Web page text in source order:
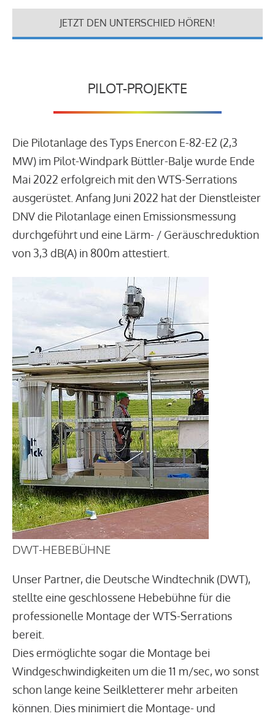
JETZT DEN UNTERSCHIED HÖREN!
PILOT-PROJEKTE
Die Pilotanlage des Typs Enercon E-82-E2 (2,3
MW) im Pilot-Windpark Büttler-Balje wurde Ende
Mai 2022 erfolgreich mit den WTS-Serrations
ausgerüstet. Anfang Juni 2022 hat der Dienstleister
DNV die Pilotanlage einen Emissionsmessung
durchgeführt und eine Lärm- / Geräuschreduktion
von 3,3 dB(A) in 800m attestiert.
DWT-HEBEBÜHNE
Unser Partner, die Deutsche Windtechnik (DWT),
stellte eine geschlossene Hebebühne für die
professionelle Montage der WTS-Serrations
bereit.
Dies ermöglichte sogar die Montage bei
Windgeschwindigkeiten um die 11 m/sec, wo sonst
schon lange keine Seilkletterer mehr arbeiten
können. Dies minimiert die Montage- und